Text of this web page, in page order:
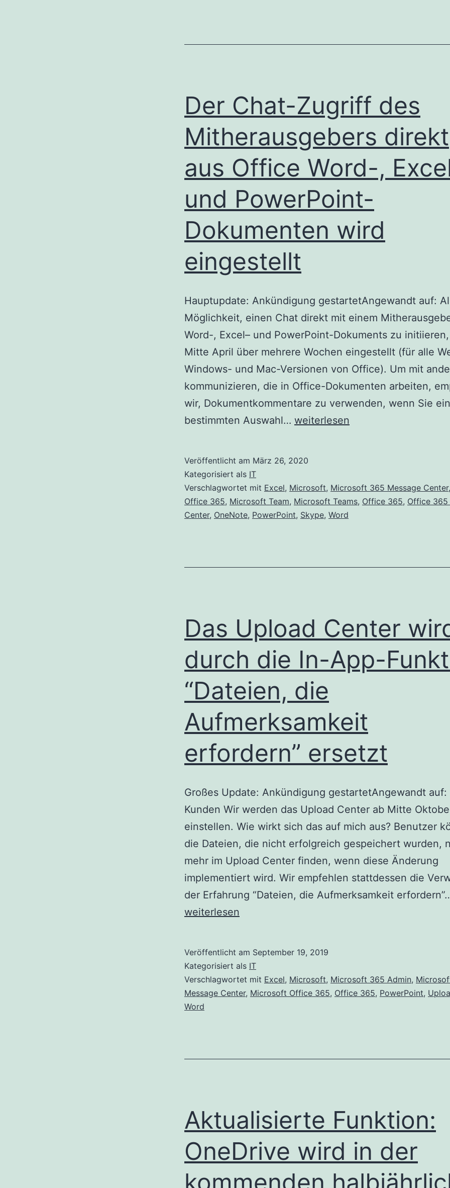
Der Chat-Zugriff des
Mitherausgebers direkt
aus Office Word-,
und PowerPoint-
Dokumenten wird
eingestellt
Hauptupdate: Ankündigung gestartetAngewandt auf:
Möglichkeit, einen Chat direkt mit einem
Word-, Excel– und PowerPoint-Dokuments zu
Mitte April über mehrere Wochen eingestellt (für alle
Windows- und Mac-Versionen von Office). Um mit
kommunizieren, die in Office-Dokumenten arbeiten,
wir, Dokumentkommentare zu verwenden, wenn Sie
bestimmten Auswahl… Der
Mitherausgebers
direkt
aus
Dokumenten
wird
eingestellt
weiterlesen
Veröffentlicht am März 26, 2020
Kategorisiert als IT
Verschlagwortet mit Excel, Microsoft, Microsoft 365 Message Center
Office 365, Microsoft Team, Microsoft Teams, Office 365, Office 365
Center, OneNote, PowerPoint, Skype, Word
Das Upload Center
durch die In-App-
“Dateien, die
Aufmerksamkeit
erfordern” ersetzt
Großes Update: Ankündigung gestartetAngewandt auf:
Kunden Wir werden das Upload Center ab Mitte
einstellen. Wie wirkt sich das auf mich aus? Benutzer
die Dateien, die nicht erfolgreich gespeichert wurden,
mehr im Upload Center finden, wenn diese Änderung
implementiert wird. Wir empfehlen stattdessen die
der Erfahrung “Dateien, die Aufmerksamkeit
weiterlesen
Veröffentlicht am September 19, 2019
Kategorisiert als IT
Verschlagwortet mit Excel, Microsoft, Microsoft 365 Admin,
Message Center, Microsoft Office 365, Office 365, PowerPoint,
Word
Aktualisierte Funktion:
OneDrive wird in der